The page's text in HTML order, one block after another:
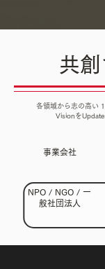
共
各領域から志の高い
Visionを
事業会社
NPO / NGO / 一
般社団法人